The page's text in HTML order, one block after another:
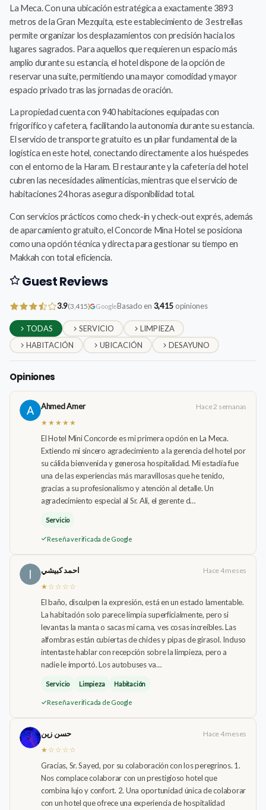
La Meca. Con una ubicación estratégica a exactamente 3893
metros de la Gran Mezquita, este establecimiento de 3 estrellas
permite organizar los desplazamientos con precisión hacia los
lugares sagrados. Para aquellos que requieren un espacio más
amplio durante su estancia, el hotel dispone de la opción de
reservar una suite, permitiendo una mayor comodidad y mayor
espacio privado tras las jornadas de oración.
La propiedad cuenta con 940 habitaciones equipadas con
frigorífico y cafetera, facilitando la autonomía durante su estancia.
El servicio de transporte gratuito es un pilar fundamental de la
logística en este hotel, conectando directamente a los huéspedes
con el entorno de la Haram. El restaurante y la cafetería del hotel
cubren las necesidades alimenticias, mientras que el servicio de
habitaciones 24 horas asegura disponibilidad total.
Con servicios prácticos como check-in y check-out exprés, además
de aparcamiento gratuito, el Concorde Mina Hotel se posiciona
como una opción técnica y directa para gestionar su tiempo en
Makkah con total eficiencia.
Guest Reviews
3.9(3,415) GoogleBasado en 3,415 opiniones
TODAS SERVICIO
LIMPIEZA
HABITACIÓN
UBICACIÓN DESAYUNO
Opiniones
Ahmed Amer
Hace 2 semanas
★★★★★
El Hotel Mini Concorde es mi primera opción en La Meca.
Extiendo mi sincero agradecimiento a la gerencia del hotel por
su cálida bienvenida y generosa hospitalidad. Mi estadía fue
una de las experiencias más maravillosas que he tenido,
gracias a su profesionalismo y atención al detalle. Un
agradecimiento especial al Sr. Ali, el gerente d…
Servicio
Reseña verificada de Google
احمد كبيشي
Hace 4 meses
★☆☆☆☆
El baño, disculpen la expresión, está en un estado lamentable.
La habitación solo parece limpia superficialmente, pero si
levantas la manta o sacas mi cama, ves cosas increíbles. Las
alfombras están cubiertas de chicles y pipas de girasol. Incluso
intentaste hablar con recepción sobre la limpieza, pero a
nadie le importó. Los autobuses va…
Servicio Limpieza Habitación
Reseña verificada de Google
حسن زين
Hace 4 meses
★☆☆☆☆
Gracias, Sr. Sayed, por su colaboración con los peregrinos. 1.
Nos complace colaborar con un prestigioso hotel que
combina lujo y confort. 2. Una oportunidad única de colaborar
con un hotel que ofrece una experiencia de hospitalidad